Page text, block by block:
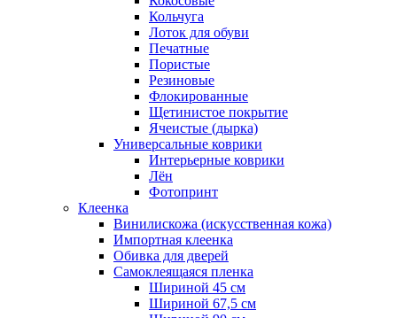
Кольчуга
Лоток для обуви
Печатные
Пористые
Резиновые
Флокированные
Щетинистое покрытие
Ячеистые (дырка)
Универсальные коврики
Интерьерные коврики
Лён
Фотопринт
Клеенка
Винилискожа (искусственная кожа)
Импортная клеенка
Обивка для дверей
Самоклеящаяся пленка
Шириной 45 см
Шириной 67,5 см